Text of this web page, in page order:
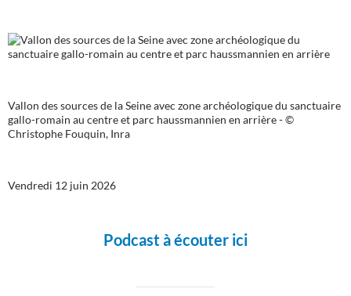
Vallon des sources de la Seine avec zone archéologique du sanctuaire
gallo-romain au centre et parc haussmannien en arrière - ©
Christophe Fouquin, Inra
Vendredi 12 juin 2026
Podcast à écouter ici